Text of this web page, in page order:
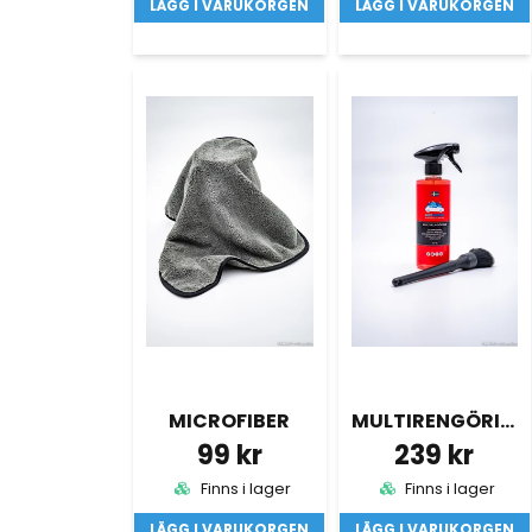
LÄGG I VARUKORGEN
LÄGG I VARUKORGEN
MICROFIBER
99 kr
Finns i lager
MULTIRENGÖRING MED BORSTE
239 kr
Finns i lager